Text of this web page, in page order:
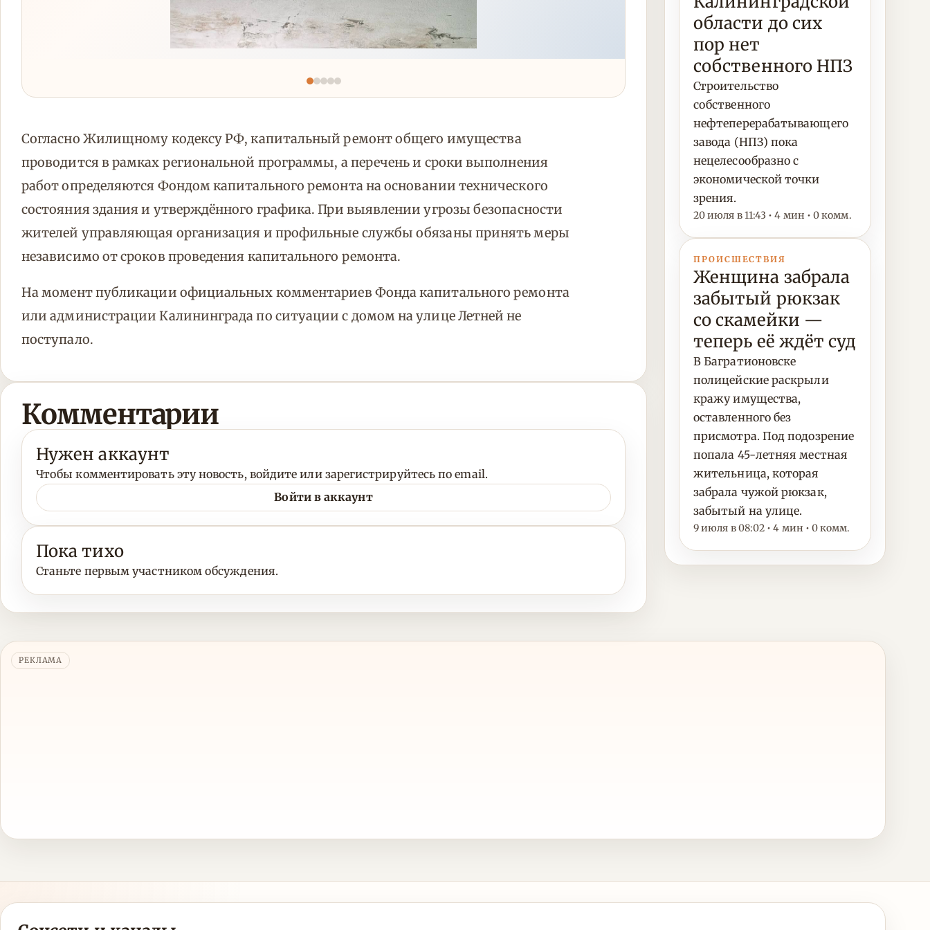
Согласно Жилищному кодексу РФ, капитальный ремонт общего имущества
проводится в рамках региональной программы, а перечень и сроки выполнения
работ определяются Фондом капитального ремонта на основании технического
состояния здания и утверждённого графика. При выявлении угрозы безопасности
жителей управляющая организация и профильные службы обязаны принять меры
независимо от сроков проведения капитального ремонта.
На момент публикации официальных комментариев Фонда капитального ремонта
или администрации Калининграда по ситуации с домом на улице Летней не
поступало.
Комментарии
Нужен аккаунт
Чтобы комментировать эту новость, войдите или зарегистрируйтесь по email.
Войти в аккаунт
Пока тихо
Станьте первым участником обсуждения.
области до сих
пор нет
собственного НПЗ
Строительство
собственного
нефтеперерабатывающего
завода (НПЗ) пока
нецелесообразно с
экономической точки
зрения.
20 июля в 11:43 • 4 мин • 0 комм.
ПРОИСШЕСТВИЯ
Женщина забрала
забытый рюкзак
со скамейки —
теперь её ждёт суд
В Багратионовске
полицейские раскрыли
кражу имущества,
оставленного без
присмотра. Под подозрение
попала 45-летняя местная
жительница, которая
забрала чужой рюкзак,
забытый на улице.
9 июля в 08:02 • 4 мин • 0 комм.
РЕКЛАМА